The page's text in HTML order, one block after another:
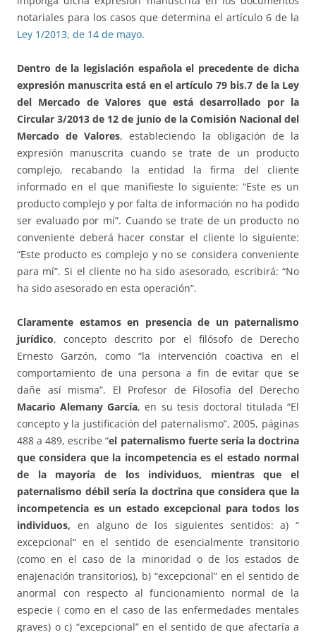
notariales para los casos que determina el artículo 6 de la
Ley 1/2013, de 14 de mayo.
Dentro de la legislación española el precedente de dicha
expresión manuscrita está en el artículo 79 bis.7 de la Ley
del Mercado de Valores que está desarrollado por la
Circular 3/2013 de 12 de junio de la Comisión Nacional del
Mercado de Valores, estableciendo la obligación de la
expresión manuscrita cuando se trate de un producto
complejo, recabando la entidad la firma del cliente
informado en el que manifieste lo siguiente: “Este es un
producto complejo y por falta de información no ha podido
ser evaluado por mí”. Cuando se trate de un producto no
conveniente deberá hacer constar el cliente lo siguiente:
“Este producto es complejo y no se considera conveniente
para mí”. Si el cliente no ha sido asesorado, escribirá: “No
ha sido asesorado en esta operación”.
Claramente estamos en presencia de un paternalismo
jurídico, concepto descrito por el filósofo de Derecho
Ernesto Garzón, como “la intervención coactiva en el
comportamiento de una persona a fin de evitar que se
dañe así misma”. El Profesor de Filosofía del Derecho
Macario Alemany García, en su tesis doctoral titulada “El
concepto y la justificación del paternalismo”, 2005, páginas
488 a 489, escribe “el paternalismo fuerte sería la doctrina
que considera que la incompetencia es el estado normal
de la mayoría de los individuos, mientras que el
paternalismo débil sería la doctrina que considera que la
incompetencia es un estado excepcional para todos los
individuos, en alguno de los siguientes sentidos: a) “
excepcional” en el sentido de esencialmente transitorio
(como en el caso de la minoridad o de los estados de
enajenación transitorios), b) “excepcional” en el sentido de
anormal con respecto al funcionamiento normal de la
especie ( como en el caso de las enfermedades mentales
graves) o c) “excepcional” en el sentido de que afectaría a